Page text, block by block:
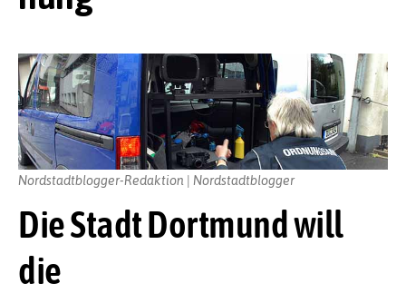
Die Stadt Dortmund will
die
Nordstadtblogger-Redaktion | Nordstadtblogger